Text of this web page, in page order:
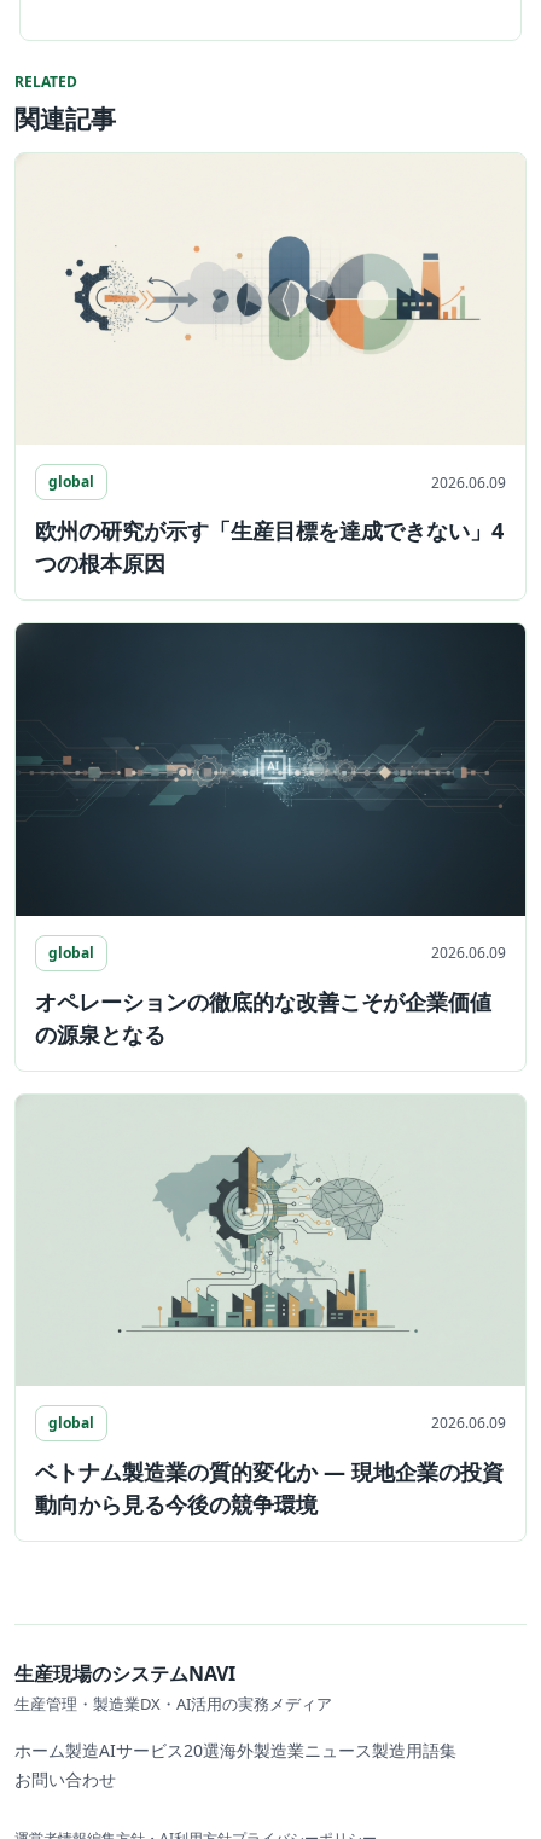
RELATED
関連記事
global 2026.06.09
欧州の研究が示す「生産目標を達成できない」4
つの根本原因
global 2026.06.09
オペレーションの徹底的な改善こそが企業価値
の源泉となる
global 2026.06.09
ベトナム製造業の質的変化か ― 現地企業の投資
動向から見る今後の競争環境
生産現場のシステムNAVI
生産管理・製造業DX・AI活用の実務メディア
ホーム製造AIサービス20選海外製造業ニュース製造用語集
お問い合わせ